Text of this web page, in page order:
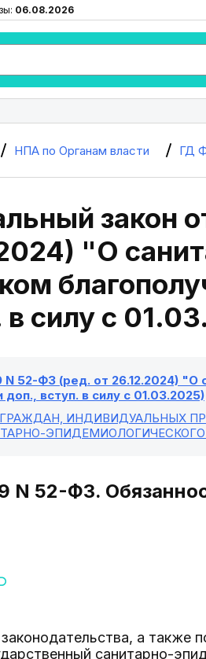
06.08.2026
НПА по Органам власти ГД
закон
"О
силу с
52-ФЗ (ред. от 26.12.2024) "О
вступ. в силу с 01.03.2025)
ГРАЖДАН, ИНДИВИДУАЛЬНЫХ
N 52-ФЗ.
а также
санитарно-